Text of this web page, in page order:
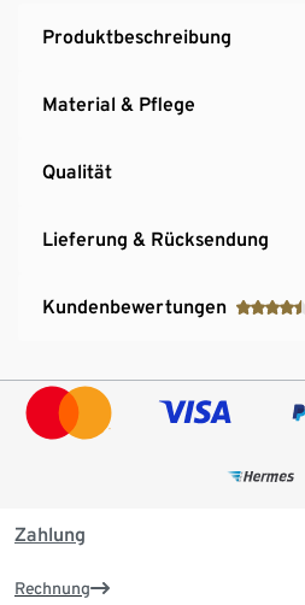
Produktbeschreibung
Material & Pflege
Qualität
Lieferung & Rücksendung
Kundenbewertungen
Zahlung
Rechnung